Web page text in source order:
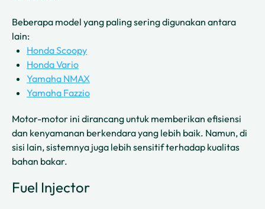
Beberapa model yang paling sering digunakan antara
lain:
Honda Scoopy
Honda Vario
Yamaha NMAX
Yamaha Fazzio
Motor-motor ini dirancang untuk memberikan efisiensi
dan kenyamanan berkendara yang lebih baik. Namun, di
sisi lain, sistemnya juga lebih sensitif terhadap kualitas
bahan bakar.
Fuel Injector